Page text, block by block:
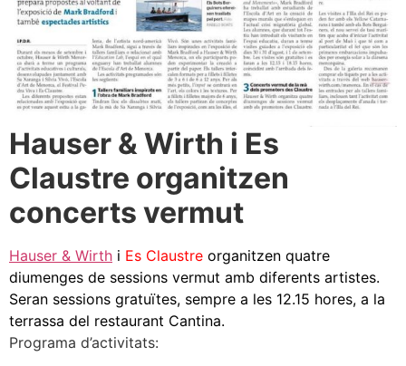
Hauser & Wirth i Es
Claustre organitzen
concerts vermut
Hauser & Wirth i Es Claustre organitzen quatre
diumenges de sessions vermut amb diferents artistes.
Seran sessions gratuïtes, sempre a les 12.15 hores, a la
terrassa del restaurant Cantina.
Programa d’activitats: